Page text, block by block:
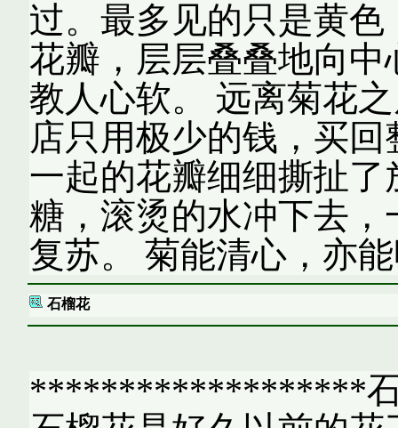
过。最多见的只是黄
花瓣，层层叠叠地向
教人心软。 远离菊花
店只用极少的钱，买
一起的花瓣细细撕扯
糖，滚烫的水冲下去
复苏。 菊能清心，亦
石榴花
*******************